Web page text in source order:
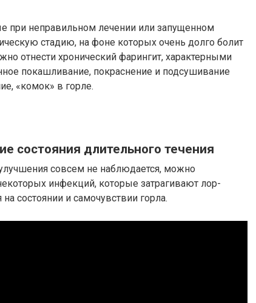
при неправильном лечении или запущенном
стадию, на фоне которых очень долго болит
отнести хронический фарингит, характерными
покашливание, покраснение и подсушивание
«комок» в горле.
состояния длительного течения
совсем не наблюдается, можно
инфекций, которые затрагивают лор-
состоянии и самочувствии горла.